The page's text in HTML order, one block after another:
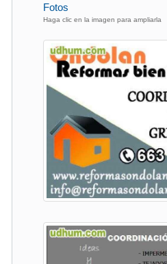
Fotos
Haga clic en la imagen para ampliarla